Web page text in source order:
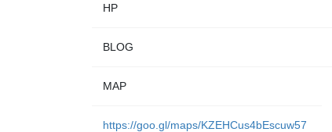
HP
BLOG
MAP
https://goo.gl/maps/KZEHCus4bEscuw57